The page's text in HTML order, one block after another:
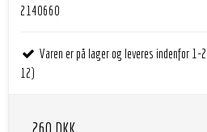
2140660
Varen er på lager og leveres indenfor 1-
12)